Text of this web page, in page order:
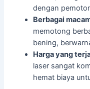
dengan
Berbagai
memotong
bening,
Harga yang
laser sangat
hemat biaya